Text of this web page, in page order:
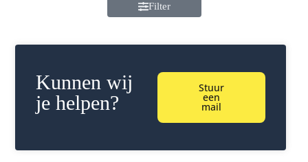
Filter
Kunnen wij
je helpen?
Stuur
een
mail